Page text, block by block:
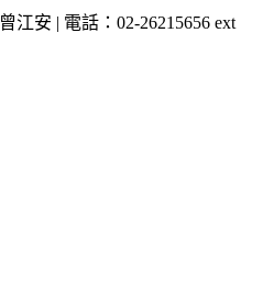
曾江安 | 電話：02-26215656 ext